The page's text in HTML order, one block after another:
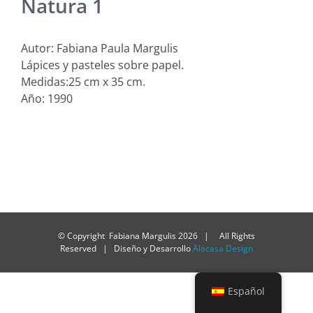
Natura 1
Autor: Fabiana Paula Margulis
Lápices y pasteles sobre papel.
Medidas:25 cm x 35 cm.
Año: 1990
© Copyright Fabiana Margulis 2026 | All Rights
Reserved | Diseño y DesarrolloAlacasa Design
Español